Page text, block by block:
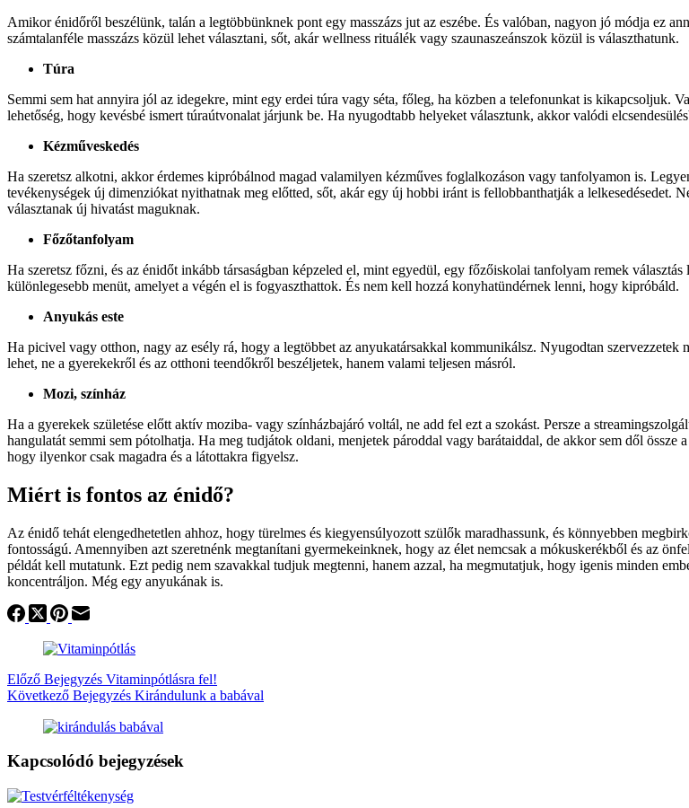
Amikor énidőről beszélünk, talán a legtöbbünknek pont egy masszázs jut az eszébe. És valóban, nagyon jó módja ez
számtalanféle masszázs közül lehet választani, sőt, akár wellness rituálék vagy szaunaszeánszok közül is választhatunk.
Túra
Semmi sem hat annyira jól az idegekre, mint egy erdei túra vagy séta, főleg, ha közben a telefonunkat is kikapcsoljuk.
lehetőség, hogy kevésbé ismert túraútvonalat járjunk be. Ha nyugodtabb helyeket választunk, akkor valódi
Kézműveskedés
Ha szeretsz alkotni, akkor érdemes kipróbálnod magad valamilyen kézműves foglalkozáson vagy tanfolyamon is.
tevékenységek új dimenziókat nyithatnak meg előtted, sőt, akár egy új hobbi iránt is fellobbanthatják a
választanak új hivatást maguknak.
Főzőtanfolyam
Ha szeretsz főzni, és az énidőt inkább társaságban képzeled el, mint egyedül, egy főzőiskolai tanfolyam remek
különlegesebb menüt, amelyet a végén el is fogyaszthattok. És nem kell hozzá konyhatündérnek lenni, hogy kipróbáld.
Anyukás este
Ha picivel vagy otthon, nagy az esély rá, hogy a legtöbbet az anyukatársakkal kommunikálsz. Nyugodtan
lehet, ne a gyerekekről és az otthoni teendőkről beszéljetek, hanem valami teljesen másról.
Mozi, színház
Ha a gyerekek születése előtt aktív moziba- vagy színházbajáró voltál, ne add fel ezt a szokást. Persze a
hangulatát semmi sem pótolhatja. Ha meg tudjátok oldani, menjetek pároddal vagy barátaiddal, de akkor sem dől
hogy ilyenkor csak magadra és a látottakra figyelsz.
Miért is fontos az énidő?
Az énidő tehát elengedhetetlen ahhoz, hogy türelmes és kiegyensúlyozott szülők maradhassunk, és könnyebben
fontosságú. Amennyiben azt szeretnénk megtanítani gyermekeinknek, hogy az élet nemcsak a mókuskerékből és az
példát kell mutatunk. Ezt pedig nem szavakkal tudjuk megtenni, hanem azzal, ha megmutatjuk, hogy igenis minden
koncentráljon. Még egy anyukának is.
Előző Bejegyzés Vitaminpótlásra fel!
Következő Bejegyzés Kirándulunk a babával
Kapcsolódó bejegyzések